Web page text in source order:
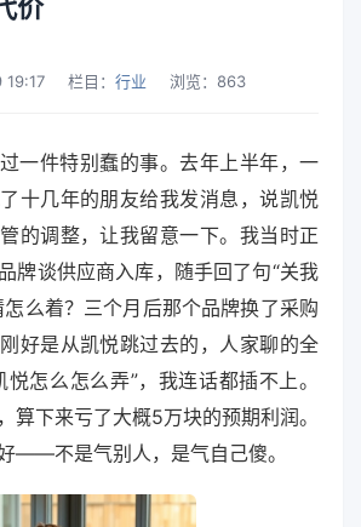
价
栏目： 行业 浏览： 863
一件特别蠢的事。去年上半年，一
十几年的朋友给我发消息，说凯悦
的调整，让我留意一下。我当时正
牌谈供应商入库，随手回了句“关我
怎么着？三个月后那个品牌换了采购
好是从凯悦跳过去的，人家聊的全
怎么怎么弄”，我连话都插不上。
算下来亏了大概5万块的预期利润。
——不是气别人，是气自己傻。